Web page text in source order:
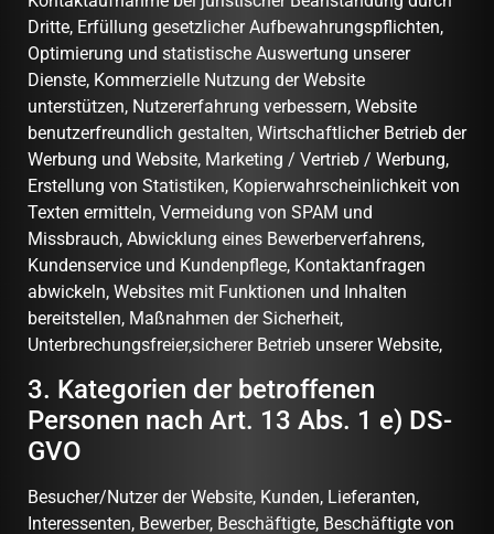
Dritte, Erfüllung gesetzlicher Aufbewahrungspflichten,
Optimierung und statistische Auswertung unserer
Dienste, Kommerzielle Nutzung der Website
unterstützen, Nutzererfahrung verbessern, Website
benutzerfreundlich gestalten, Wirtschaftlicher Betrieb der
Werbung und Website, Marketing / Vertrieb / Werbung,
Erstellung von Statistiken, Kopierwahrscheinlichkeit von
Texten ermitteln, Vermeidung von SPAM und
Missbrauch, Abwicklung eines Bewerberverfahrens,
Kundenservice und Kundenpflege, Kontaktanfragen
abwickeln, Websites mit Funktionen und Inhalten
bereitstellen, Maßnahmen der Sicherheit,
Unterbrechungsfreier,sicherer Betrieb unserer Website,
3. Kategorien der betroffenen
Personen nach Art. 13 Abs. 1 e) DS-
GVO
Besucher/Nutzer der Website, Kunden, Lieferanten,
Interessenten, Bewerber, Beschäftigte, Beschäftigte von